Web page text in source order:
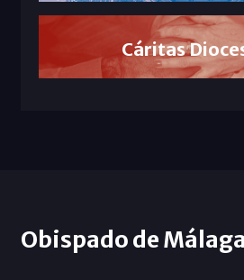
Cáritas
Obispado de Málaga